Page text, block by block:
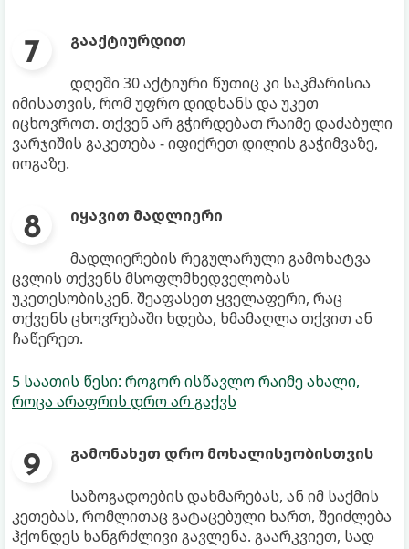
გააქტიურდით
დღეში 30 აქტიური წუთიც კი საკმარისია
იმისათვის, რომ უფრო დიდხანს და უკეთ
იცხოვროთ. თქვენ არ გჭირდებათ რაიმე დაძაბული
ვარჯიშის გაკეთება - იფიქრეთ დილის გაჭიმვაზე,
იოგაზე.
იყავით მადლიერი
მადლიერების რეგულარული გამოხატვა
ცვლის თქვენს მსოფლმხედველობას
უკეთესობისკენ. შეაფასეთ ყველაფერი, რაც
თქვენს ცხოვრებაში ხდება, ხმამაღლა თქვით ან
ჩაწერეთ.
5 საათის წესი: როგორ ისწავლო რაიმე ახალი,
როცა არაფრის დრო არ გაქვს
გამონახეთ დრო მოხალისეობისთვის
საზოგადოების დახმარებას, ან იმ საქმის
კეთებას, რომლითაც გატაცებული ხართ, შეიძლება
ჰქონდეს ხანგრძლივი გავლენა. გაარკვიეთ, სად